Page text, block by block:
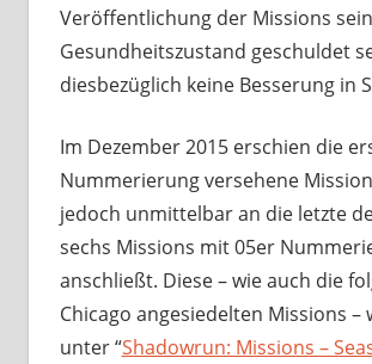
Veröffentlichung der Missions
Gesundheitszustand geschuldet
diesbezüglich keine Besserung in
Im Dezember 2015 erschien die
Nummerierung versehene
jedoch unmittelbar an die letzte
sechs Missions mit 05er
anschließt. Diese – wie auch die
Chicago angesiedelten Missions –
unter “Shadowrun: Missions –